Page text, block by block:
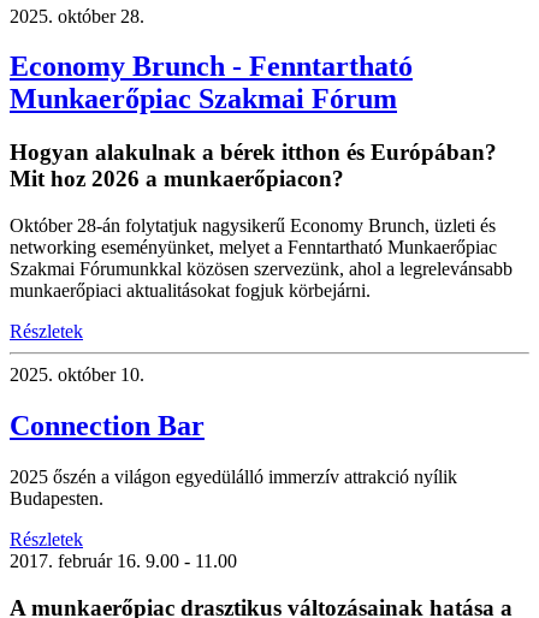
2025. október 28.
Economy Brunch - Fenntartható
Munkaerőpiac Szakmai Fórum
Hogyan alakulnak a bérek itthon és Európában?
Mit hoz 2026 a munkaerőpiacon?
Október 28-án folytatjuk nagysikerű Economy Brunch, üzleti és
networking eseményünket, melyet a Fenntartható Munkaerőpiac
Szakmai Fórumunkkal közösen szervezünk, ahol a legrelevánsabb
munkaerőpiaci aktualitásokat fogjuk körbejárni.
Részletek
2025. október 10.
Connection Bar
2025 őszén a világon egyedülálló immerzív attrakció nyílik
Budapesten.
Részletek
2017. február 16. 9.00 - 11.00
A munkaerőpiac drasztikus változásainak hatása a